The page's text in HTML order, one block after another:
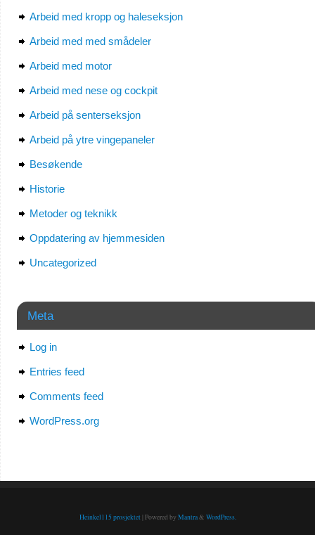
Arbeid med kropp og haleseksjon
Arbeid med med smådeler
Arbeid med motor
Arbeid med nese og cockpit
Arbeid på senterseksjon
Arbeid på ytre vingepaneler
Besøkende
Historie
Metoder og teknikk
Oppdatering av hjemmesiden
Uncategorized
Meta
Log in
Entries feed
Comments feed
WordPress.org
Heinkel115 prosjektet| Powered by Mantra& WordPress.